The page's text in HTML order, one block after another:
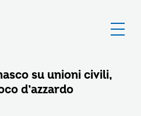
su unioni civili,
d’azzardo